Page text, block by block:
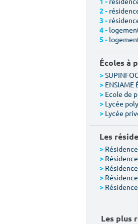
2 -
3 -
4 -
5 -
Écoles à
>
>
> Ecole de
> Lycée
> Lycée
Les
> Résidence
>
>
>
> Résidence
Les plus